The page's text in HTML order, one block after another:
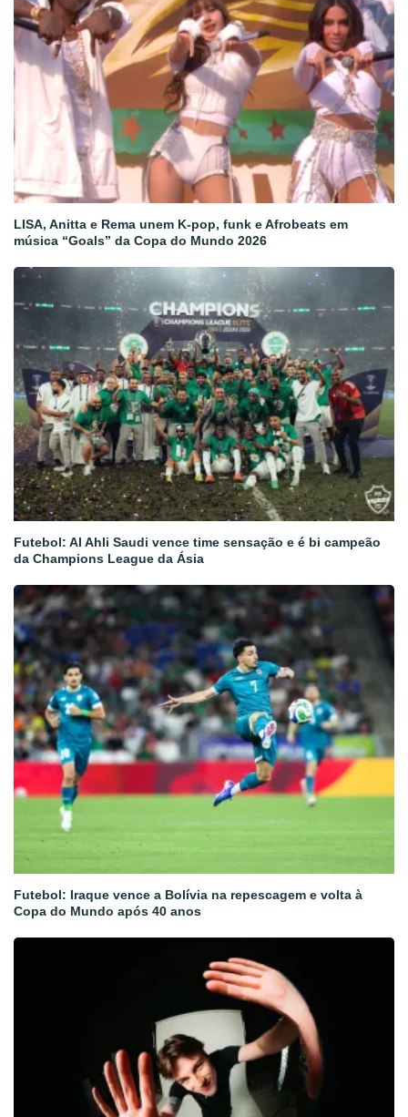
LISA, Anitta e Rema unem K-pop, funk e Afrobeats em
música “Goals” da Copa do Mundo 2026
Futebol: Al Ahli Saudi vence time sensação e é bi campeão
da Champions League da Ásia
Futebol: Iraque vence a Bolívia na repescagem e volta à
Copa do Mundo após 40 anos